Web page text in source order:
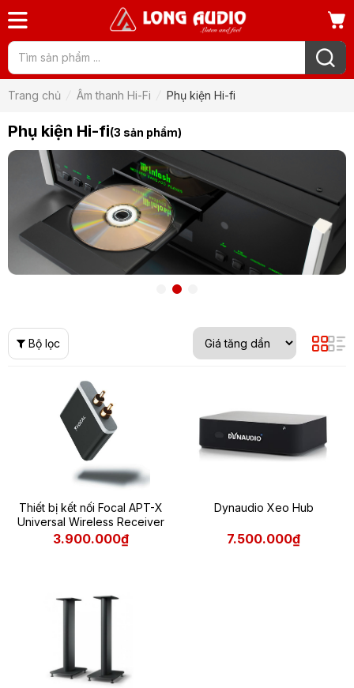
Trang chủ Âm thanh Hi-Fi Phụ kiện Hi-fi
Phụ kiện Hi-fi(3 sản phẩm)
Bộ lọc
Thiết bị kết nối Focal APT-X
Universal Wireless Receiver
3.900.000₫
Dynaudio Xeo Hub
7.500.000₫